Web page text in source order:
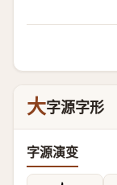
大字源字形
字源演变